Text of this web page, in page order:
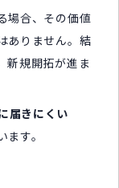
場合、その価値
ありません。結
新規開拓が進ま
届きにくい
す。